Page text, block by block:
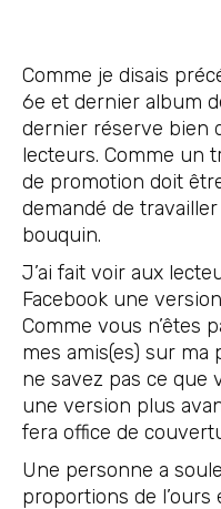
Comme je disais
6e et dernier album
dernier réserve bien
lecteurs. Comme un
de promotion doit
demandé de
bouquin.
J’ai fait voir aux
Facebook une
Comme vous n’êtes
mes amis(es) sur ma
ne savez pas ce que
une version plus
fera office de
Une personne a
proportions de